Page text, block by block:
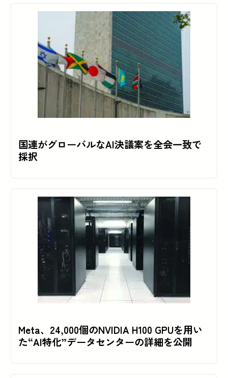
国連がグローバルなAI決議案を全会一致で
採択
Meta、24,000個のNVIDIA H100 GPUを用い
た“AI特化”データセンターの詳細を公開